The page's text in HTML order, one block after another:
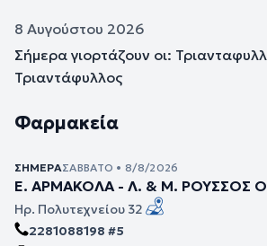
8 Αυγούστου 2026
Σήμερα γιορτάζουν οι:
Τριαντάφυλλος
Φαρμακεία
ΣΉΜΕΡΑΣΆΒΒΑΤΟ • 8/8/2026
Ε. ΑΡΜΑΚΟΛΑ - Λ. & Μ. ΡΟΥΣΣΟΣ
Ηρ. Πολυτεχνείου 32
2281088198 #5